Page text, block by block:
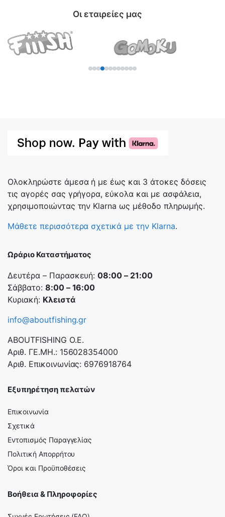
Οι εταιρείες μας
Ολοκληρώστε άμεσα ή με έως και 3 άτοκες δόσεις
τις αγορές σας γρήγορα, εύκολα και με ασφάλεια,
χρησιμοποιώντας την Klarna ως μέθοδο πληρωμής.
Μάθετε περισσότερα σχετικά με την Klarna.
Ωράριο Καταστήματος
Δευτέρα – Παρασκευή:08:00 – 21:00
Σάββατο: 8:00 – 16:00
Κυριακή: Κλειστά
info@aboutfishing.gr
ABOUTFISHING Ο.Ε.
Αριθ. ΓΕ.ΜΗ.: 156028354000
Αριθ. Επικοινωνίας: 6976918764
Εξυπηρέτηση πελατών
Επικοινωνία
Σχετικά
Εντοπισμός Παραγγελίας
Πολιτική Απορρήτου
Όροι και Προϋποθέσεις
Βοήθεια & Πληροφορίες